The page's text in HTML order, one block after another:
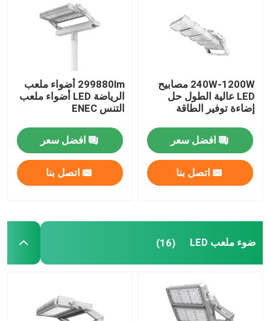
معلومات عنا
رقابة جودة
اطلب اقتباس
أضواء محكمة رياضية LED
ضوء ملعب LED
ضوء الفيضانات LED في الهواء الطلق
ضوء الفيضانات DMX
240W-1200W مصابيح
LED عالية الطول حل
إضاءة توفير الطاقة
افضل سعر
اتصل بنا
299880lm أضواء ملعب
الرياضة LED أضواء ملعب
التنس ENEC
افضل سعر
اتصل بنا
ضوء ملعب LED (16)